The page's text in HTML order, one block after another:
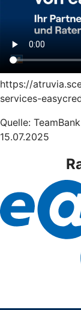
https://
services-
Quelle:
15.07.2025